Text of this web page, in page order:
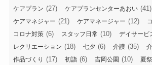
ケアプラン (27) ケアプランセンターあおい (41)
ケアマネジャー (21) ケアマネージャー (12)
コロナ対策 (6) スタッフ日常 (10) デイサービ
レクリエーション (18) 七夕 (6) 介護 (35)
作品づくり (17) 初詣 (6) 吉岡公園 (10) 夏